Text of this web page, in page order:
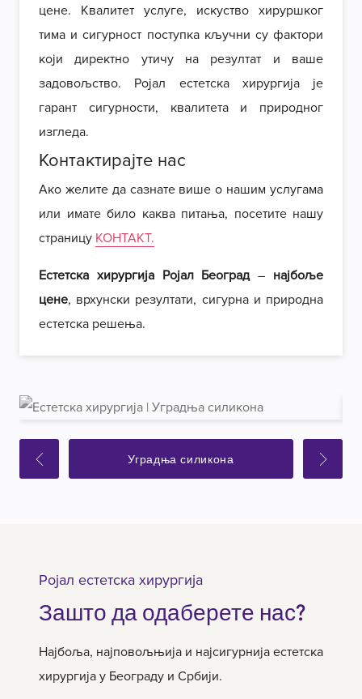
цене. Квалитет услуге, искуство хируршког
тима и сигурност поступка кључни су фактори
који директно утичу на резултат и ваше
задовољство. Ројал естетска хирургија је
гарант сигурности, квалитета и природног
изгледа.
Контактирајте нас
Ако желите да сазнате више о нашим услугама
или имате било каква питања, посетите нашу
страницу КОНТАКТ.
Естетска хирургија Ројал Београд– најбоље
цене, врхунски резултати, сигурна и природна
естетска решења.
Уградња силикона
Ројал естетска хирургија
Зашто да одаберете нас?
Најбоља, најповољњија и најсигурнија естетска
хирургија у Београду и Србији.